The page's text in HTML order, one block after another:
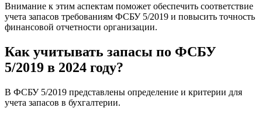
Внимание к этим аспектам поможет обеспечить соответствие
учета запасов требованиям ФСБУ 5/2019 и повысить точность
финансовой отчетности организации.
Как учитывать запасы по ФСБУ
5/2019 в 2024 году?
В ФСБУ 5/2019 представлены определение и критерии для
учета запасов в бухгалтерии.